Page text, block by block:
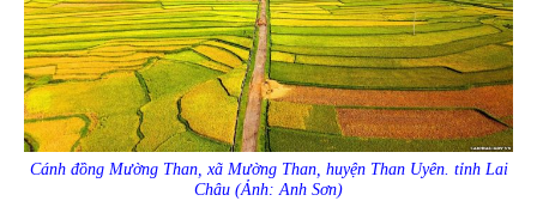
Cánh đồng Mường Than, xã Mường Than, huyện Than Uyên. tỉnh Lai
Châu (Ảnh: Anh Sơn)